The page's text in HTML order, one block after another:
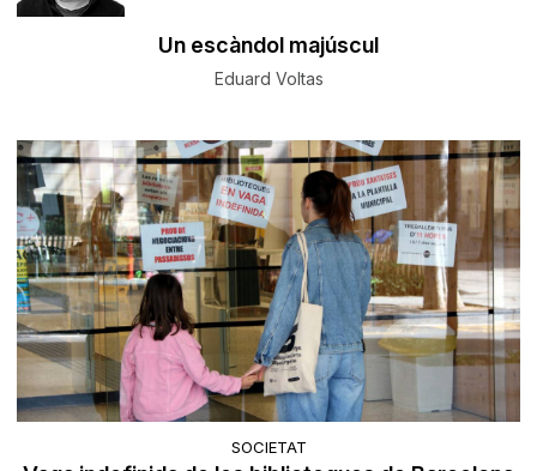
Un escàndol majúscul
Eduard Voltas
SOCIETAT